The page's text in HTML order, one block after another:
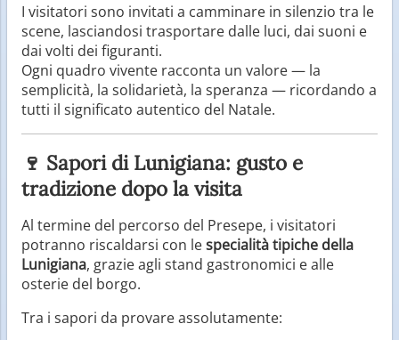
I visitatori sono invitati a camminare in silenzio tra le
scene, lasciandosi trasportare dalle luci, dai suoni e
dai volti dei figuranti.
Ogni quadro vivente racconta un valore — la
semplicità, la solidarietà, la speranza — ricordando a
tutti il significato autentico del Natale.
🍷 Sapori di Lunigiana: gusto e
tradizione dopo la visita
Al termine del percorso del Presepe, i visitatori
potranno riscaldarsi con lespecialità tipiche della
Lunigiana, grazie agli stand gastronomici e alle
osterie del borgo.
Tra i sapori da provare assolutamente: